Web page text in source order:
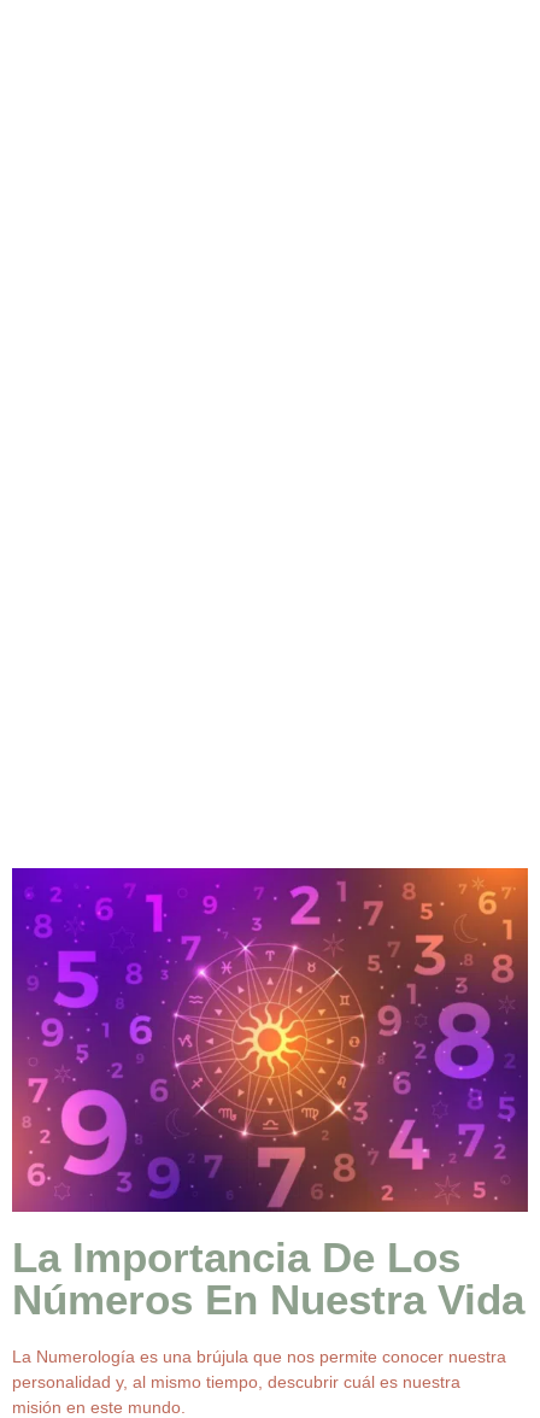
La Importancia De Los
Números En Nuestra Vida
La Numerología es una brújula que nos permite conocer nuestra
personalidad y, al mismo tiempo, descubrir cuál es nuestra
misión en este mundo.